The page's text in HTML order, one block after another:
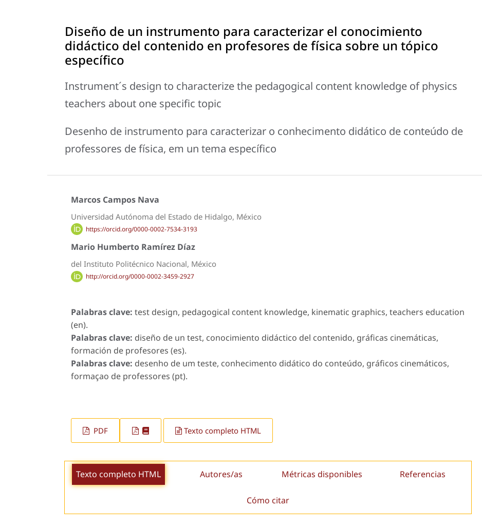
Diseño de un instrumento para caracterizar el conocimiento
didáctico del contenido en profesores de física sobre un tópico
específico
Instrument´s design to characterize the pedagogical content knowledge of physics
teachers about one specific topic
Desenho de instrumento para caracterizar o conhecimento didático de conteúdo de
professores de física, em un tema específico
Marcos Campos Nava
Universidad Autónoma del Estado de Hidalgo, México
https://orcid.org/0000-0002-7534-3193
Mario Humberto Ramírez Díaz
del Instituto Politécnico Nacional, México
http://orcid.org/0000-0002-3459-2927
Palabras clave: test design, pedagogical content knowledge, kinematic graphics, teachers education
(en).
Palabras clave: diseño de un test, conocimiento didáctico del contenido, gráficas cinemáticas,
formación de profesores (es).
Palabras clave: desenho de um teste, conhecimento didático do conteúdo, gráficos cinemáticos,
formaçao de professores (pt).
PDF Texto completo HTML
Texto completo HTML Autores/as Métricas disponibles Referencias
Cómo citar